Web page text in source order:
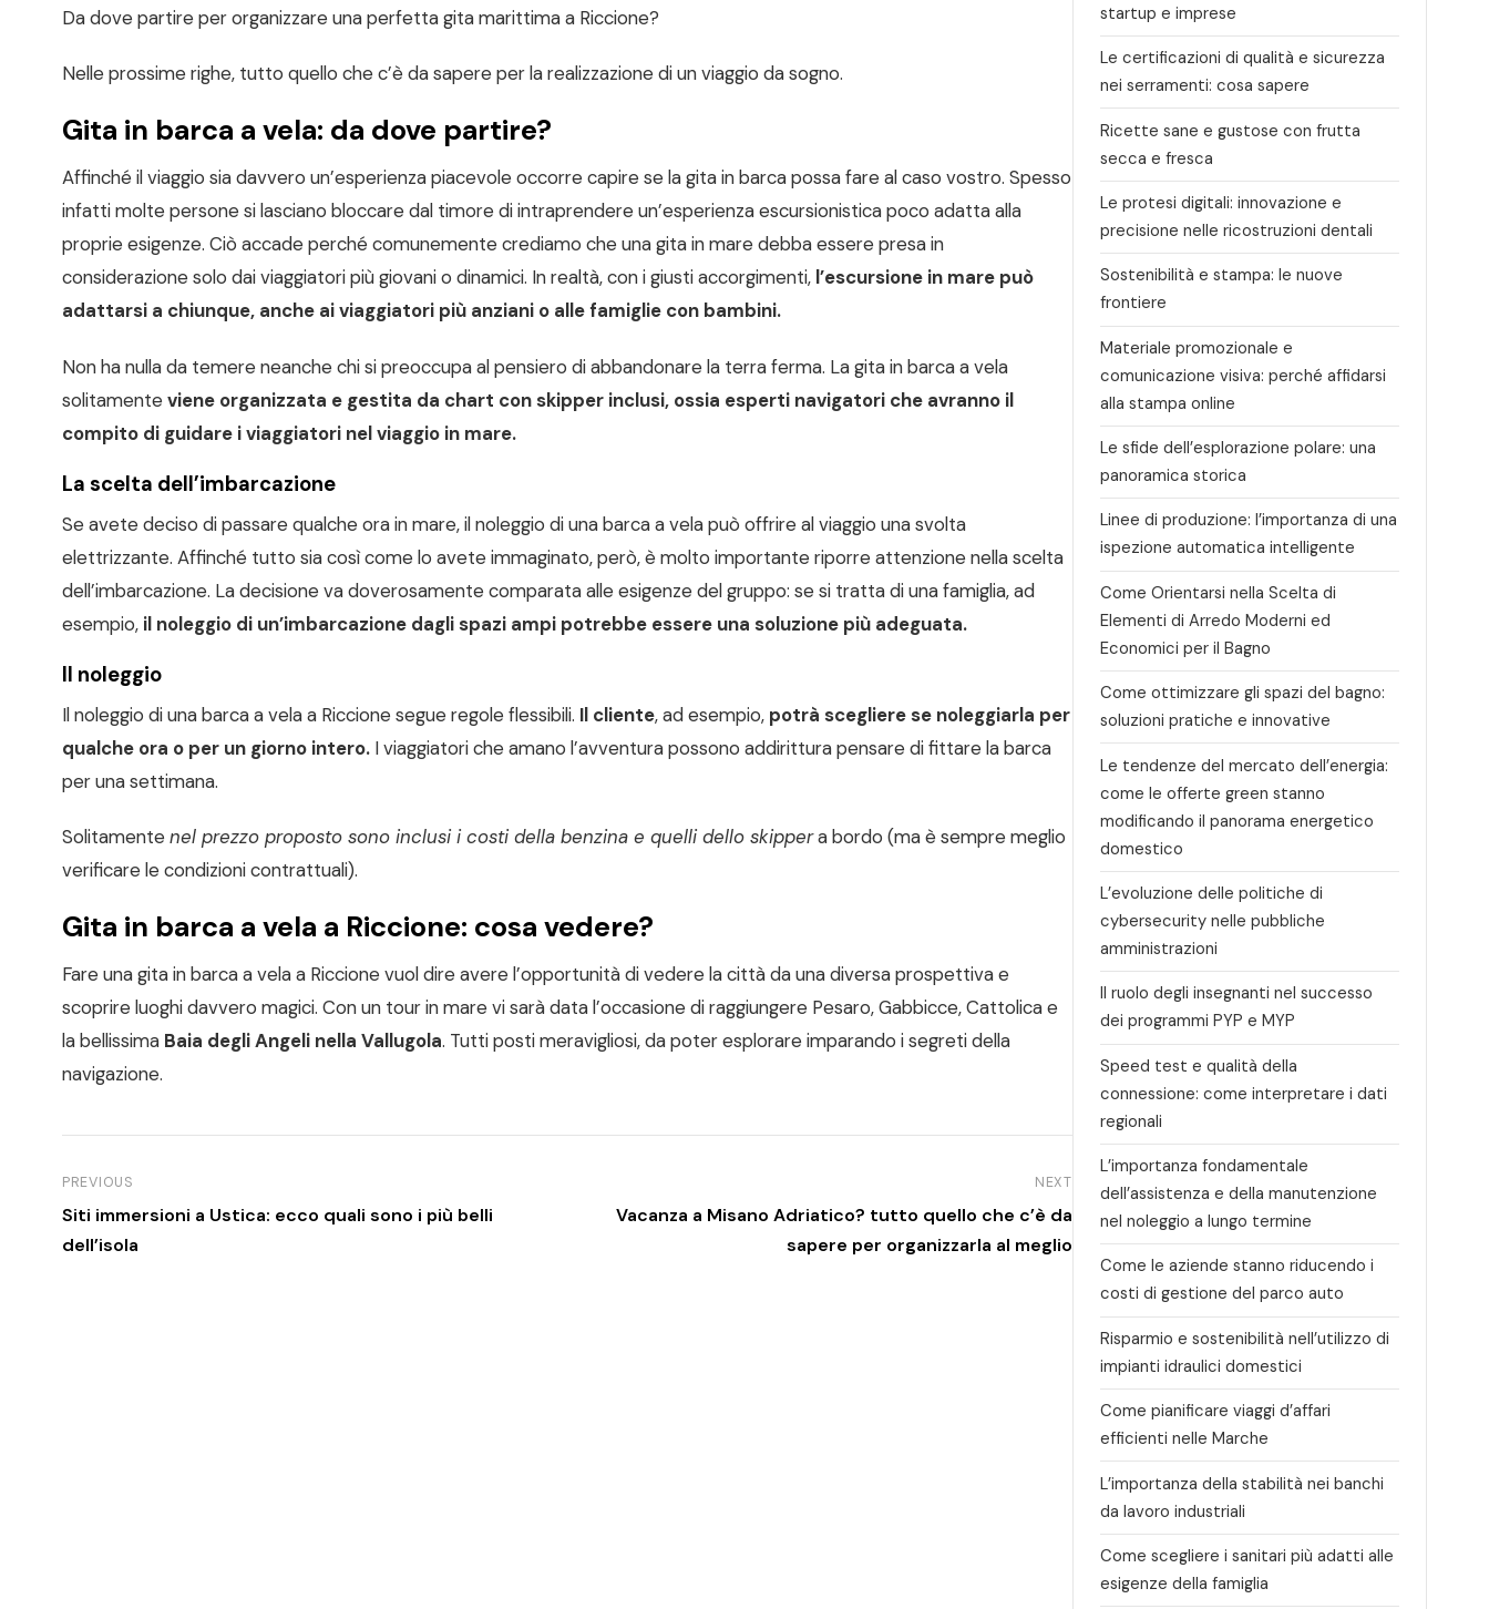
Da dove partire per organizzare una perfetta gita marittima a Riccione?
Nelle prossime righe, tutto quello che c’è da sapere per la realizzazione di un viaggio da sogno.
Gita in barca a vela: da dove partire?
Affinché il viaggio sia davvero un’esperienza piacevole occorre capire se la gita in barca possa fare al caso vostro. Spesso
infatti molte persone si lasciano bloccare dal timore di intraprendere un’esperienza escursionistica poco adatta alla
proprie esigenze. Ciò accade perché comunemente crediamo che una gita in mare debba essere presa in
considerazione solo dai viaggiatori più giovani o dinamici. In realtà, con i giusti accorgimenti, l’escursione in mare può
adattarsi a chiunque, anche ai viaggiatori più anziani o alle famiglie con bambini.
Non ha nulla da temere neanche chi si preoccupa al pensiero di abbandonare la terra ferma. La gita in barca a vela
solitamenteviene organizzata e gestita da chart con skipper inclusi, ossia esperti navigatori che avranno il
compito di guidare i viaggiatori nel viaggio in mare.
La scelta dell’imbarcazione
Se avete deciso di passare qualche ora in mare, il noleggio di una barca a vela può offrire al viaggio una svolta
elettrizzante. Affinché tutto sia così come lo avete immaginato, però, è molto importante riporre attenzione nella scelta
dell’imbarcazione. La decisione va doverosamente comparata alle esigenze del gruppo: se si tratta di una famiglia, ad
esempio, il noleggio di un’imbarcazione dagli spazi ampi potrebbe essere una soluzione più adeguata.
Il noleggio
Il noleggio di una barca a vela a Riccione segue regole flessibili. Il cliente, ad esempio, potrà scegliere se noleggiarla per
qualche ora o per un giorno intero. I viaggiatori che amano l’avventura possono addirittura pensare di fittare la barca
per una settimana.
Solitamentenel prezzo proposto sono inclusi i costi della benzina e quelli dello skippera bordo (ma è sempre meglio
verificare le condizioni contrattuali).
Gita in barca a vela a Riccione: cosa vedere?
Fare una gita in barca a vela a Riccione vuol dire avere l’opportunità di vedere la città da una diversa prospettiva e
scoprire luoghi davvero magici. Con un tour in mare vi sarà data l’occasione di raggiungere Pesaro, Gabbicce, Cattolica e
la bellissima Baia degli Angeli nella Vallugola. Tutti posti meravigliosi, da poter esplorare imparando i segreti della
navigazione.
PREVIOUS
Siti immersioni a Ustica: ecco quali sono i più belli
dell’isola
NEXT
Vacanza a Misano Adriatico? tutto quello che c’è da
sapere per organizzarla al meglio
startup e imprese
Le certificazioni di qualità e sicurezza
nei serramenti: cosa sapere
Ricette sane e gustose con frutta
secca e fresca
Le protesi digitali: innovazione e
precisione nelle ricostruzioni dentali
Sostenibilità e stampa: le nuove
frontiere
Materiale promozionale e
comunicazione visiva: perché affidarsi
alla stampa online
Le sfide dell’esplorazione polare: una
panoramica storica
Linee di produzione: l’importanza di una
ispezione automatica intelligente
Come Orientarsi nella Scelta di
Elementi di Arredo Moderni ed
Economici per il Bagno
Come ottimizzare gli spazi del bagno:
soluzioni pratiche e innovative
Le tendenze del mercato dell’energia:
come le offerte green stanno
modificando il panorama energetico
domestico
L’evoluzione delle politiche di
cybersecurity nelle pubbliche
amministrazioni
Il ruolo degli insegnanti nel successo
dei programmi PYP e MYP
Speed test e qualità della
connessione: come interpretare i dati
regionali
L’importanza fondamentale
dell’assistenza e della manutenzione
nel noleggio a lungo termine
Come le aziende stanno riducendo i
costi di gestione del parco auto
Risparmio e sostenibilità nell’utilizzo di
impianti idraulici domestici
Come pianificare viaggi d’affari
efficienti nelle Marche
L’importanza della stabilità nei banchi
da lavoro industriali
Come scegliere i sanitari più adatti alle
esigenze della famiglia